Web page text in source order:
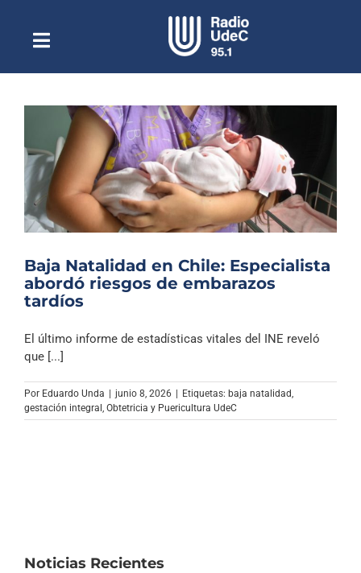
contenidoToggle
NavigationEscuchar Radio UdeC en vivo
Quiénes Somos
Programación
Podcast
Noticias
Columnas
Especiales
Baja Natalidad en Chile: Especialista
abordó riesgos de embarazos
tardíos
El último informe de estadísticas vitales del INE reveló
que [...]
Por Eduardo Unda | junio 8, 2026 | Etiquetas: baja natalidad
gestación integral Obtetricia y Puericultura UdeC
Noticias Recientes